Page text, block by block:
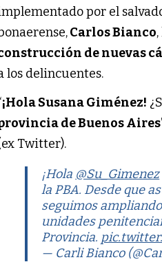
por el
Carlos Bianco
de nuevas
los delincuentes.
¡Hola Susana Giménez!
de Buenos Aires
Twitter).
¡Hola @Su_Gimenez
la PBA. Desde que
seguimos
unidades
Provincia.
— Carli Bianco